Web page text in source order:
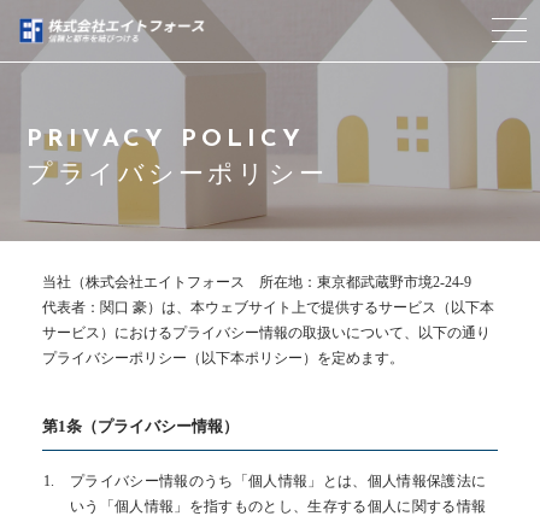
サービス紹介
不動産売買事業実績
ブログ
代表紹介
アクセス
よくある質問
PRIVACY POLICY
プライバシーポリシー
当社（株式会社エイトフォース 所在地：東京都武蔵野市境2-24-9
代表者：関口 豪）は、本ウェブサイト上で提供するサービス（以下本
サービス）におけるプライバシー情報の取扱いについて、以下の通り
プライバシーポリシー（以下本ポリシー）を定めます。
第1条（プライバシー情報）
プライバシー情報のうち「個人情報」とは、個人情報保護法に
いう「個人情報」を指すものとし、生存する個人に関する情報